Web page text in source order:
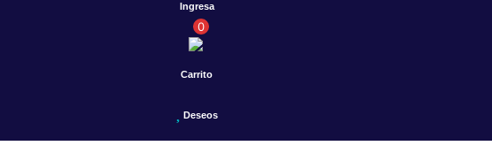
Ingresa
0
Carrito
Deseos